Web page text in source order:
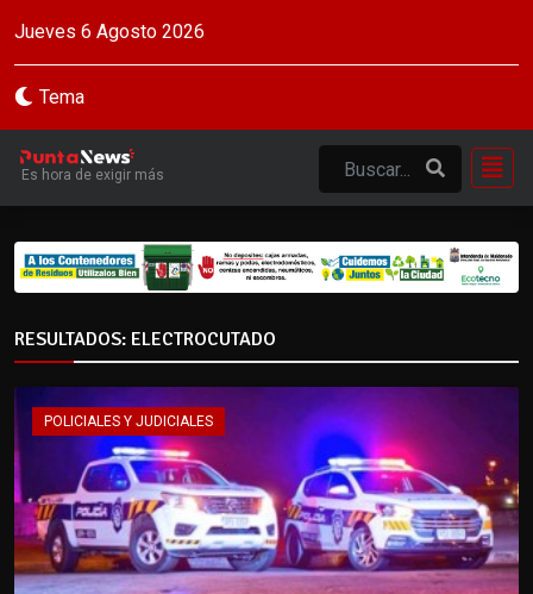
Jueves 6 Agosto 2026
Tema
Es hora de exigir más
RESULTADOS: ELECTROCUTADO
POLICIALES Y JUDICIALES